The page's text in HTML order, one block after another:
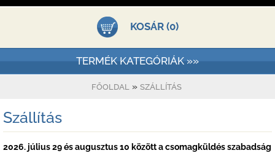
KOSÁR (0)
TERMÉK KATEGÓRIÁK »»
FŐOLDAL » SZÁLLÍTÁS
Szállítás
2026. július 29 és augusztus 10 között a csomagküldés szabadság